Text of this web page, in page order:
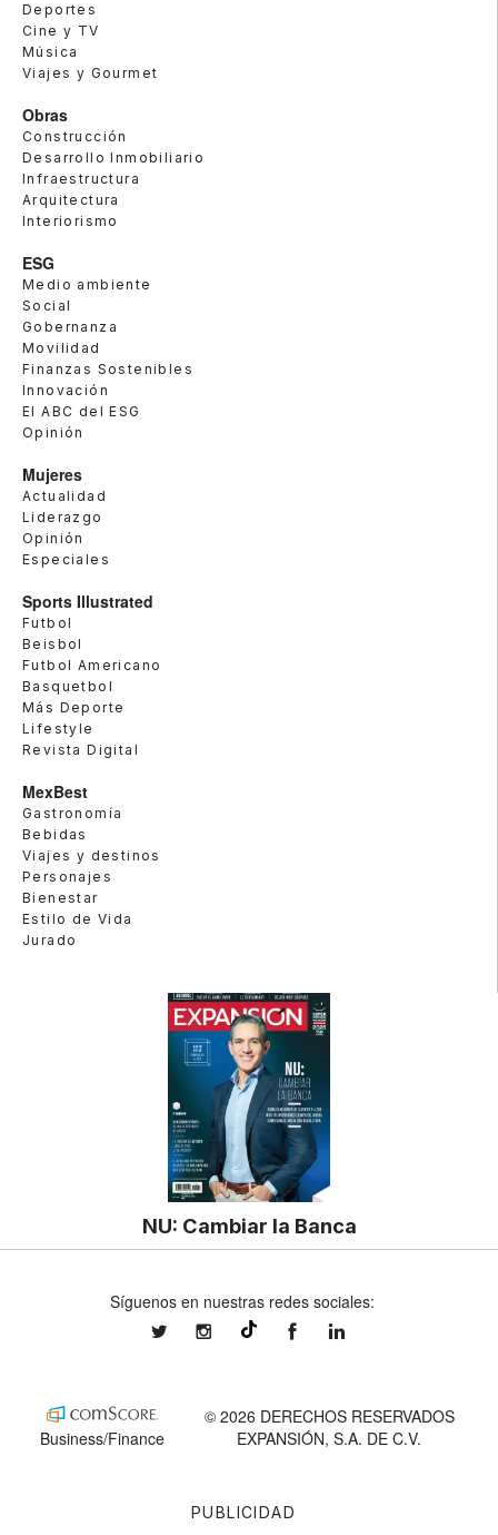
Deportes
Cine y TV
Música
Viajes y Gourmet
Obras
Construcción
Desarrollo Inmobiliario
Infraestructura
Arquitectura
Interiorismo
ESG
Medio ambiente
Social
Gobernanza
Movilidad
Finanzas Sostenibles
Innovación
El ABC del ESG
Opinión
Mujeres
Actualidad
Liderazgo
Opinión
Especiales
Sports Illustrated
Futbol
Beisbol
Futbol Americano
Basquetbol
Más Deporte
Lifestyle
Revista Digital
MexBest
Gastronomía
Bebidas
Viajes y destinos
Personajes
Bienestar
Estilo de Vida
Jurado
NU: Cambiar la Banca
PUBLICIDAD
Síguenos en nuestras redes sociales:
expansionmxexpansionmx ExpansionMex
Business/Finance
© 2026 DERECHOS RESERVADOS
EXPANSIÓN, S.A. DE C.V.